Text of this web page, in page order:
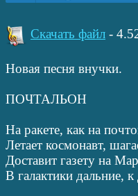
Play /
pause
Скачать файл -
Новая песня внучки.
ПОЧТАЛЬОН
На ракете, как на
Летает космонавт,
Доставит газету на
В галактики дальние,